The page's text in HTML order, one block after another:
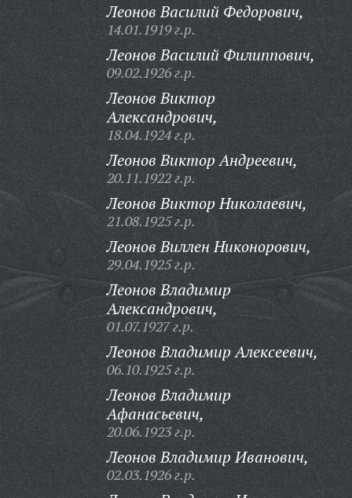
Леонов Василий Федорович,
14.01.1919 г.р.
Леонов Василий Филиппович,
09.02.1926 г.р.
Леонов Виктор
Александрович,
18.04.1924 г.р.
Леонов Виктор Андреевич,
20.11.1922 г.р.
Леонов Виктор Николаевич,
21.08.1925 г.р.
Леонов Виллен Никонорович,
29.04.1925 г.р.
Леонов Владимир
Александрович,
01.07.1927 г.р.
Леонов Владимир Алексеевич,
06.10.1925 г.р.
Леонов Владимир
Афанасьевич,
20.06.1923 г.р.
Леонов Владимир Иванович,
02.03.1926 г.р.